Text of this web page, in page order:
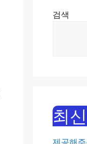
검색
최
제공해주